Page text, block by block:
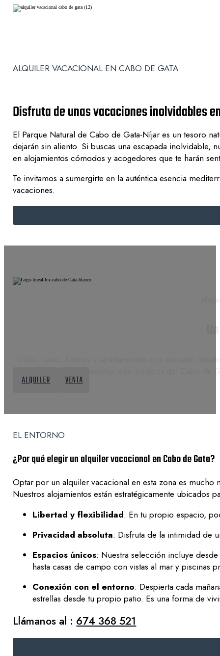
ALQUILER VACACIONAL EN CABO DE GATA
Disfruta de unas vacaciones inolvidables
El Parque Natural de Cabo de Gata-Níjar es un tesoro
dejarán sin aliento. Si buscas una escapada inolvidable,
en alojamientos cómodos y acogedores que te harán
Te invitamos a sumergirte en la auténtica esencia
vacaciones.
ALQUILER VENTA
EL ENTORNO
¿Por qué elegir un alquiler vacacional en Cabo de Gata?
Optar por un alquiler vacacional en esta zona es
Nuestros alojamientos están estratégicamente
Libertad y flexibilidad: En tu propio espacio,
Privacidad absoluta: Disfruta de la intimidad de
Espacios únicos: Nuestra selección incluye
hasta casas de campo con vistas al mar y piscinas
Conexión con el entorno: Despierta cada
estrellas desde tu propio patio. Es una forma de
Llámanos al : 674 368 521